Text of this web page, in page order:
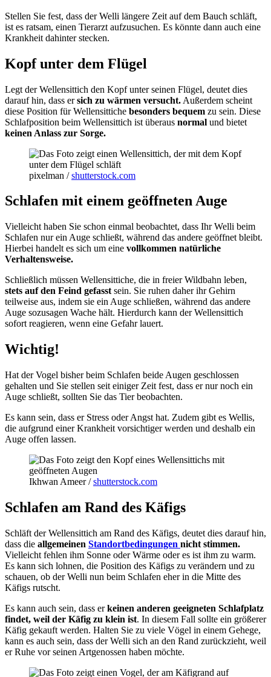
Stellen Sie fest, dass der Welli längere Zeit auf dem Bauch schläft,
ist es ratsam, einen Tierarzt aufzusuchen. Es könnte dann auch eine
Krankheit dahinter stecken.
Kopf unter dem Flügel
Legt der Wellensittich den Kopf unter seinen Flügel, deutet dies
darauf hin, dass ersich zu wärmen versucht. Außerdem scheint
diese Position für Wellensittiche besonders bequem zu sein. Diese
Schlafposition beim Wellensittich ist überaus normal und bietet
keinen Anlass zur Sorge.
pixelman /shutterstock.com
Schlafen mit einem geöffneten Auge
Vielleicht haben Sie schon einmal beobachtet, dass Ihr Welli beim
Schlafen nur ein Auge schließt, während das andere geöffnet bleibt.
Hierbei handelt es sich um eine vollkommen natürliche
Verhaltensweise.
Schließlich müssen Wellensittiche, die in freier Wildbahn leben,
stets auf den Feind gefasst sein. Sie ruhen daher ihr Gehirn
teilweise aus, indem sie ein Auge schließen, während das andere
Auge sozusagen Wache hält. Hierdurch kann der Wellensittich
sofort reagieren, wenn eine Gefahr lauert.
Wichtig!
Hat der Vogel bisher beim Schlafen beide Augen geschlossen
gehalten und Sie stellen seit einiger Zeit fest, dass er nur noch ein
Auge schließt, sollten Sie das Tier beobachten.
Es kann sein, dass er Stress oder Angst hat. Zudem gibt es Wellis,
die aufgrund einer Krankheit vorsichtiger werden und deshalb ein
Auge offen lassen.
Ikhwan Ameer /shutterstock.com
Schlafen am Rand des Käfigs
Schläft der Wellensittich am Rand des Käfigs, deutet dies darauf hin,
dass die allgemeinen Standortbedingungen nicht stimmen.
Vielleicht fehlen ihm Sonne oder Wärme oder es ist ihm zu warm.
Es kann sich lohnen, die Position des Käfigs zu verändern und zu
schauen, ob der Welli nun beim Schlafen eher in die Mitte des
Käfigs rutscht.
Es kann auch sein, dass erkeinen anderen geeigneten Schlafplatz
findet, weil der Käfig zu klein ist. In diesem Fall sollte ein größerer
Käfig gekauft werden. Halten Sie zu viele Vögel in einem Gehege,
kann es auch sein, dass der Welli sich an den Rand zurückzieht, weil
er Ruhe vor seinen Artgenossen haben möchte.